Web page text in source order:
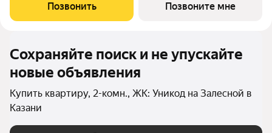
Позвонить Позвоните мне
Сохраняйте поиск и не упускайте
новые объявления
Купить квартиру, 2-комн., ЖК: Уникод на Залесной в
Казани